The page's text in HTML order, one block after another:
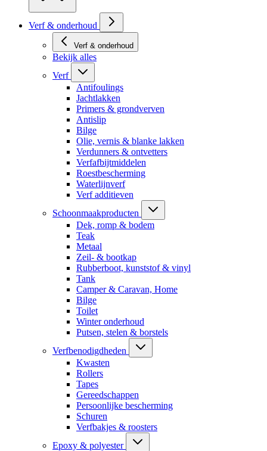
Verf & onderhoud
Verf & onderhoud
Bekijk alles
Verf
Antifoulings
Jachtlakken
Primers & grondverven
Antislip
Bilge
Olie, vernis & blanke lakken
Verdunners & ontvetters
Verfafbijtmiddelen
Roestbescherming
Waterlijnverf
Verf additieven
Schoonmaakproducten
Dek, romp & bodem
Teak
Metaal
Zeil- & bootkap
Rubberboot, kunststof & vinyl
Tank
Camper & Caravan, Home
Bilge
Toilet
Winter onderhoud
Putsen, stelen & borstels
Verfbenodigdheden
Kwasten
Rollers
Tapes
Gereedschappen
Persoonlijke bescherming
Schuren
Verfbakjes & roosters
Epoxy & polyester